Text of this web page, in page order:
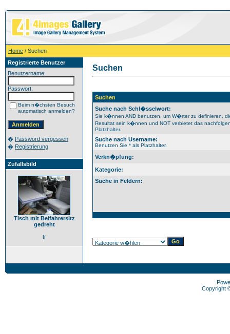
Home / Suchen
Registrierte Benutzer
Benutzername:
Passwort:
Beim n�chsten Besuch
automatisch anmelden?
� Password vergessen
� Registrierung
Zufallsbild
Tisch mit Beifahrersitz
gedreht
tr
Suchen
Suchen
Suche nach Schl�sselwort:
Sie k�nnen AND benutzen, um W�rter zu definieren,
Resultat sein k�nnen und NOT verbietet das
Platzhalter.
Suche nach Username:
Benutzen Sie * als Platzhalter.
Verkn�pfung:
Kategorie:
Suche in Feldern:
Copyright